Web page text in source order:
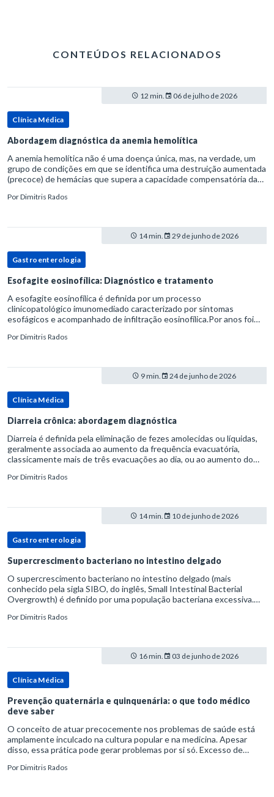
CONTEÚDOS RELACIONADOS
12 min. 06 de julho de 2026
Clínica Médica
Abordagem diagnóstica da anemia hemolítica
A anemia hemolítica não é uma doença única, mas, na verdade, um
grupo de condições em que se identifica uma destruição aumentada
(precoce) de hemácias que supera a capacidade compensatória da
PorDimitris Rados
14 min. 29 de junho de 2026
Gastroenterologia
Esofagite eosinofílica: Diagnóstico e tratamento
A esofagite eosinofílica é definida por um processo
clinicopatológico imunomediado caracterizado por sintomas
esofágicos e acompanhado de infiltração eosinofílica.Por anos foi
refluxo gastr
PorDimitris Rados
9 min. 24 de junho de 2026
Clínica Médica
Diarreia crônica: abordagem diagnóstica
Diarreia é definida pela eliminação de fezes amolecidas ou líquidas,
geralmente associada ao aumento da frequência evacuatória,
classicamente mais de três evacuações ao dia, ou ao aumento do
PorDimitris Rados
14 min. 10 de junho de 2026
Gastroenterologia
Supercrescimento bacteriano no intestino delgado
O supercrescimento bacteriano no intestino delgado (mais
conhecido pela sigla SIBO, do inglês, Small Intestinal Bacterial
Overgrowth) é definido por uma população bacteriana excessiva.
PorDimitris Rados
16 min. 03 de junho de 2026
Clínica Médica
Prevenção quaternária e quinquenária: o que todo médico
deve saber
O conceito de atuar precocemente nos problemas de saúde está
amplamente inculcado na cultura popular e na medicina. Apesar
disso, essa prática pode gerar problemas por si só. Excesso de
PorDimitris Rados